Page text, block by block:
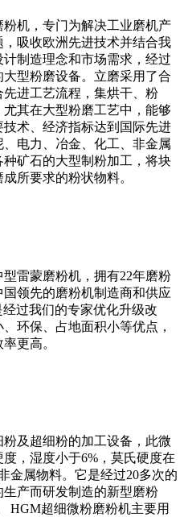
机，专门为解决工业磨机产
吸收欧洲先进技术并结合我
制造理念和市场需求，经过
型粉磨设备。立磨采用了合
进工艺流程，集烘干、粉
其在大型粉磨工艺中，能够
术、经济指标达到国际先进
电力、冶金、化工、非金属
矿石的大型制粉加工，将块
所要求的粉状物料。
雷蒙磨粉机，拥有22年磨粉
领先的磨粉机制造商和供应
过我们的专家优化升级改
环保、占地面积小等优点，
更高。
及超细粉的加工设备，此微
，湿度小于6%，莫氏硬度在
金属物料。它是经过20多次的
产而研发制造的新型磨粉
HGM超细微粉磨粉机主要用